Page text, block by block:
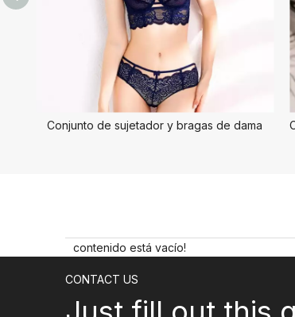
Conjunto de sujetador y bragas de dama
contenido está vacío!
CONTACT US